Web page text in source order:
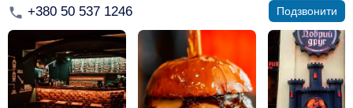
+380 50 537 1246 Подзвонити